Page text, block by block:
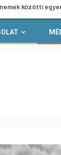
egyenlőség